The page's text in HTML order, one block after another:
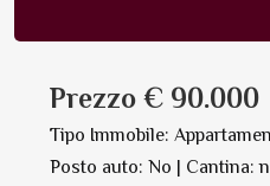
Prezzo € 90.000
Tipo Immobile:
Posto auto: No | Cantina: